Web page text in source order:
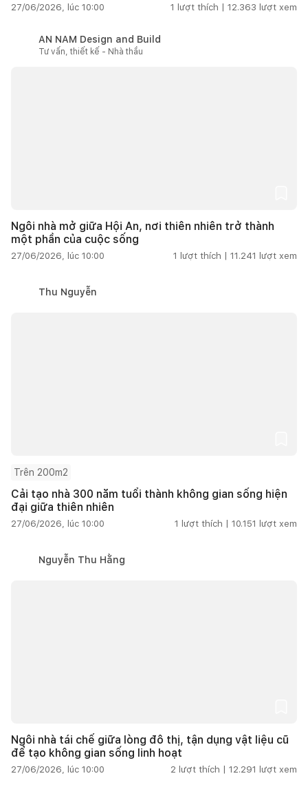
27/06/2026, lúc 10:00 1 lượt thích | 12.363 lượt xem
AN NAM Design and Build
Tư vấn, thiết kế - Nhà thầu
Ngôi nhà mở giữa Hội An, nơi thiên nhiên trở thành
một phần của cuộc sống
27/06/2026, lúc 10:00 1 lượt thích | 11.241 lượt xem
Thu Nguyễn
Trên 200m2
Cải tạo nhà 300 năm tuổi thành không gian sống hiện
đại giữa thiên nhiên
27/06/2026, lúc 10:00 1 lượt thích | 10.151 lượt xem
Nguyễn Thu Hằng
Ngôi nhà tái chế giữa lòng đô thị, tận dụng vật liệu cũ
để tạo không gian sống linh hoạt
27/06/2026, lúc 10:00 2 lượt thích | 12.291 lượt xem